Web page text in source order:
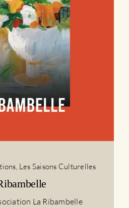
, Les Saisons Culturelles
La Ribambelle